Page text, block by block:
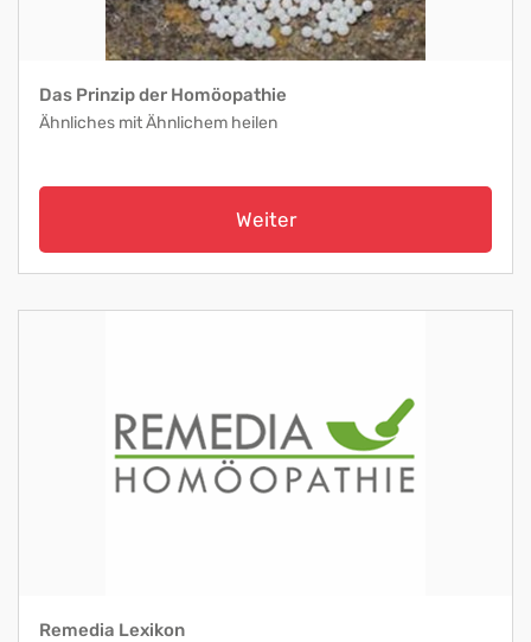
Das Prinzip der Homöopathie
Ähnliches mit Ähnlichem heilen
Weiter
Remedia Lexikon